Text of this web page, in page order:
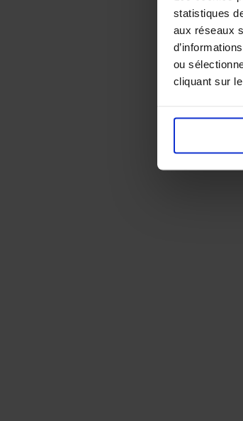
statistiques
aux réseaux
ou
cliquant sur